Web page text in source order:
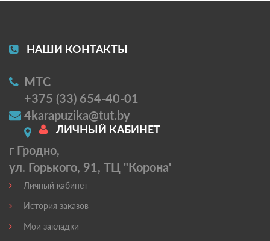
НАШИ КОНТАКТЫ
МТС
+375 (33) 654-40-01
4karapuzika@tut.by
г Гродно,
ул. Горького, 91, ТЦ "Корона'
ЛИЧНЫЙ КАБИНЕТ
Личный кабинет
История заказов
Мои закладки